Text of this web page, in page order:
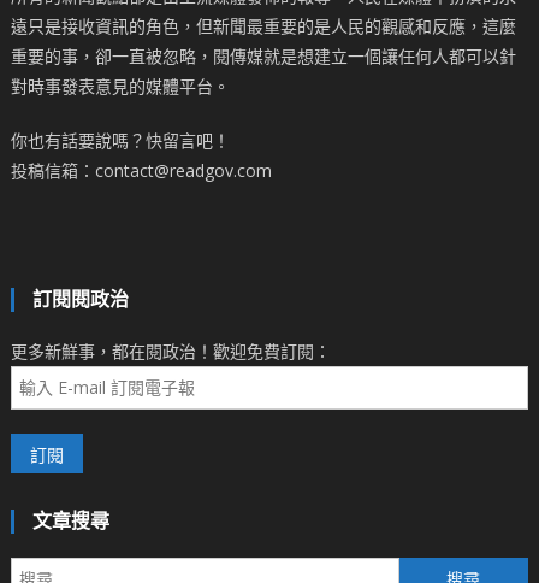
遠只是接收資訊的角色，但新聞最重要的是人民的觀感和反應，這麼
重要的事，卻一直被忽略，閱傳媒就是想建立一個讓任何人都可以針
對時事發表意見的媒體平台。
你也有話要說嗎？快留言吧！
投稿信箱：contact@readgov.com
訂閱閱政治
更多新鮮事，都在閱政治！歡迎免費訂閱：
文章搜尋